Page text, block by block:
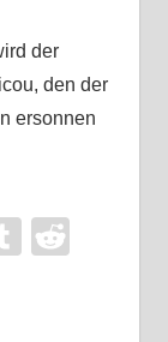
der
den der
ersonnen
Tumblr